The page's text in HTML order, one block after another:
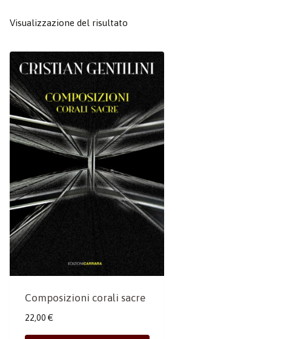
Visualizzazione del risultato
Composizioni corali sacre
22,00 €